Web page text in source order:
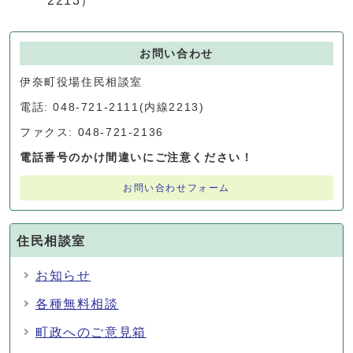
お問い合わせ
伊奈町役場住民相談室
電話: 048-721-2111(内線2213)
ファクス: 048-721-2136
電話番号のかけ間違いにご注意ください！
お問い合わせフォーム
住民相談室
お知らせ
各種無料相談
町政へのご意見箱